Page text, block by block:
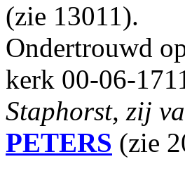
(zie 13011).
Ondertrouwd
kerk 00-06-
Staphorst, zij
PETERS (zie